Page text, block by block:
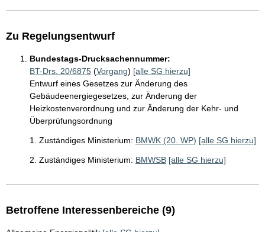
Zu Regelungsentwurf
Bundestags-Drucksachennummer:
BT-Drs. 20/6875 (Vorgang) [alle SG hierzu]
Entwurf eines Gesetzes zur Änderung des
Gebäudeenergiegesetzes, zur Änderung der
Heizkostenverordnung und zur Änderung der Kehr- und
Überprüfungsordnung
1. Zuständiges Ministerium: BMWK (20. WP) [alle SG hierzu]
2. Zuständiges Ministerium: BMWSB [alle SG hierzu]
Betroffene Interessenbereiche (9)